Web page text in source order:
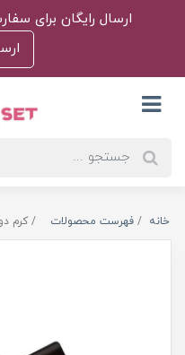
ارسال رایگان برای سفارش های
خانه فهرست محصولات کرم